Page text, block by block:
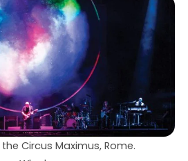
Circus Maximus, Rome.